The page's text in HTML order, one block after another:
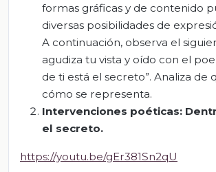
formas gráficas y de contenido
diversas posibilidades de
A continuación, observa el
agudiza tu vista y oído con el
de ti está el secreto”. Analiza de
cómo se representa.
Intervenciones poéticas:
el secreto.
https://youtu.be/gEr381Sn2qU